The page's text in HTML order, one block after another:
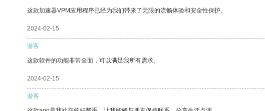
这款加速器VPM应用程序已经为我们带来了无限的流畅体验和安全性保护。
2024-02-15
游客
这款软件的功能非常全面，可以满足我所有需求。
2024-02-15
游客